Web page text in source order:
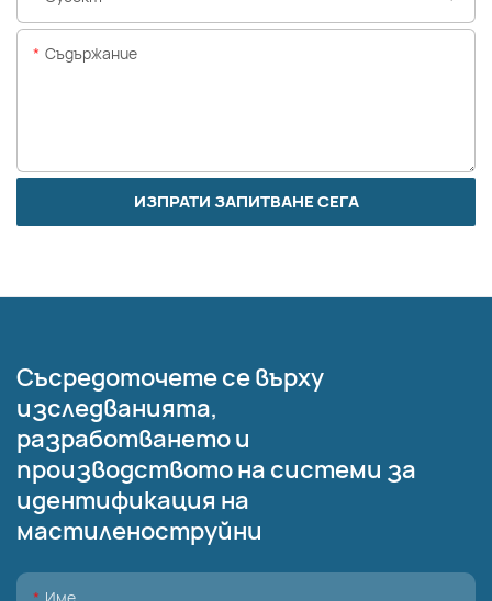
Съдържание
ИЗПРАТИ ЗАПИТВАНЕ СЕГА
Съсредоточете се върху
изследванията,
разработването и
производството на системи за
идентификация на
мастиленоструйни
Име